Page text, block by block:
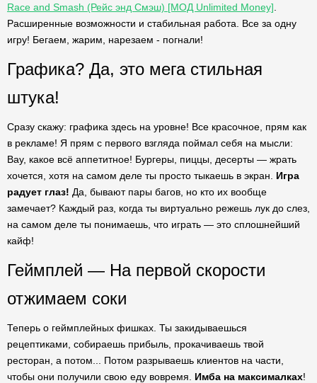
Race and Smash (Рейс энд Смэш) [МОД Unlimited Money]
Расширенные возможности и стабильная работа. Все за одну
игру! Бегаем, жарим, нарезаем - погнали!
Графика? Да, это мега стильная
штука!
Сразу скажу: графика здесь на уровне! Все красочное, прям как
в рекламе! Я прям с первого взгляда поймал себя на мысли:
Вау, какое всё аппетитное! Бургеры, пиццы, десерты — жрать
хочется, хотя на самом деле ты просто тыкаешь в экран. Игра
радует глаз! Да, бывают пары багов, но кто их вообще
замечает? Каждый раз, когда ты виртуально режешь лук до слез,
на самом деле ты понимаешь, что играть — это сплошнейший
кайф!
Геймплей — На первой скорости
отжимаем соки
Теперь о геймплейных фишках. Ты закидываешься
рецептиками, собираешь прибыль, прокачиваешь твой
ресторан, а потом... Потом разрываешь клиентов на части,
чтобы они получили свою еду вовремя. Имба на максималках!